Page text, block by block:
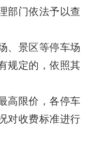
部门依法予以查
、景区等停车场
规定的，依照其
高限价，各停车
对收费标准进行